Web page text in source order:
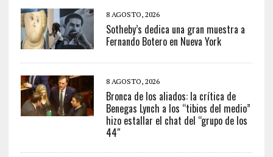
8 AGOSTO, 2026
Sotheby’s dedica una gran muestra a
Fernando Botero en Nueva York
8 AGOSTO, 2026
Bronca de los aliados: la crítica de
Benegas Lynch a los “tibios del medio”
hizo estallar el chat del “grupo de los
44″